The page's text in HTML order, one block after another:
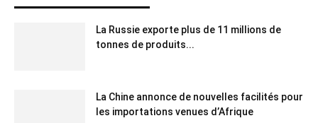
La Russie exporte plus de 11 millions de
tonnes de produits...
La Chine annonce de nouvelles facilités pour
les importations venues d’Afrique